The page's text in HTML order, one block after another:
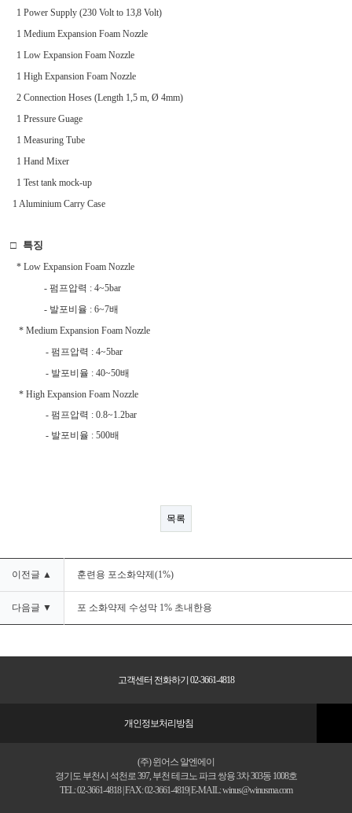
1 Power Supply (230 Volt to 13,8 Volt)
1 Medium Expansion Foam Nozzle
1 Low Expansion Foam Nozzle
1 High Expansion Foam Nozzle
2 Connection Hoses (Length 1,5 m, Ø 4mm)
1 Pressure Guage
1 Measuring Tube
1 Hand Mixer
1 Test tank mock-up
1 Aluminium Carry Case
□ 특징
*Low Expansion Foam Nozzle
-펌프압력 : 4~5bar
- 발포비율 : 6~7배
* Medium Expansion Foam Nozzle
- 펌프압력 : 4~5bar
- 발포비율 : 40~50배
* High Expansion Foam Nozzle
-펌프압력 : 0.8~1.2bar
- 발포비율 : 500배
목록
이전글 ▲ 훈련용 포소화약제(1%)
다음글 ▼ 포 소화약제 수성막 1% 초내한용
고객센터 전화하기 02-3661-4818
개인정보처리방침
(주) 윈어스 알엔에이
경기도 부천시 석천로 397, 부천 테크노 파크 쌍용 3차 303동 1008호
TEL: 02-3661-4818 | FAX: 02-3661-4819| E-MAIL: winus@winusrna.com